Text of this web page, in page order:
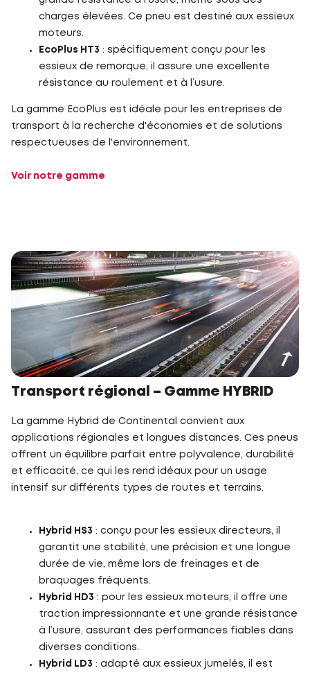
charges élevées. Ce pneu est destiné aux essieux
moteurs.
EcoPlus HT3 : spécifiquement conçu pour les
essieux de remorque, il assure une excellente
résistance au roulement et à l’usure.
La gamme EcoPlus est idéale pour les entreprises de
transport à la recherche d'économies et de solutions
respectueuses de l'environnement.
Voir notre gamme
Transport régional – Gamme HYBRID
La gamme Hybrid de Continental convient aux
applications régionales et longues distances. Ces pneus
offrent un équilibre parfait entre polyvalence, durabilité
et efficacité, ce qui les rend idéaux pour un usage
intensif sur différents types de routes et terrains.
Hybrid HS3 : conçu pour les essieux directeurs, il
garantit une stabilité, une précision et une longue
durée de vie, même lors de freinages et de
braquages fréquents.
Hybrid HD3 : pour les essieux moteurs, il offre une
traction impressionnante et une grande résistance
à l’usure, assurant des performances fiables dans
diverses conditions.
Hybrid LD3 : adapté aux essieux jumelés, il est